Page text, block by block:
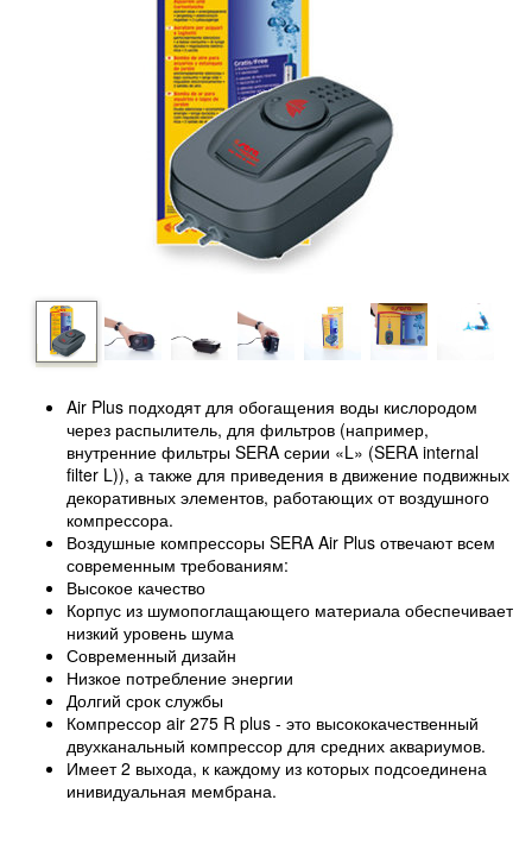
Air Plus подходят для обогащения воды кислородом
через распылитель, для фильтров (например,
внутренние фильтры SERA серии «L» (SERA internal
filter L)), а также для приведения в движение подвижных
декоративных элементов, работающих от воздушного
компрессора.
Воздушные компрессоры SERA Air Plus отвечают всем
современным требованиям:
Высокое качество
Корпус из шумопоглащающего материала обеспечивает
низкий уровень шума
Современный дизайн
Низкое потребление энергии
Долгий срок службы
Компрессор air 275 R plus - это высококачественный
двухканальный компрессор для средних аквариумов.
Имеет 2 выхода, к каждому из которых подсоединена
инивидуальная мембрана.